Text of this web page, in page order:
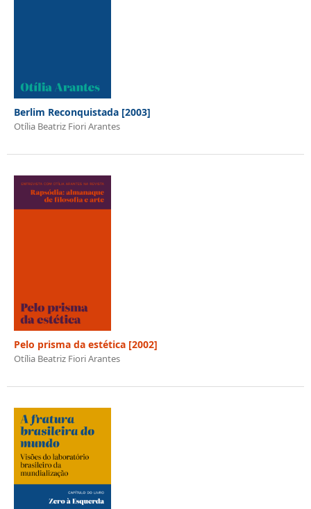
Berlim Reconquistada [2003]
Otília Beatriz Fiori Arantes
Pelo prisma da estética [2002]
Otília Beatriz Fiori Arantes